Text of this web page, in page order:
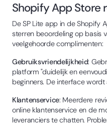
Shopify App Store
De SP Lite app in de Shopify
sterren beoordeling op basis
veelgehoorde complimenten:
Gebruiksvriendelijkheid:
platform "duidelijk en
beginners. De interface wordt
Klantenservice: Meerdere
online klantenservice en de
leveranciers te chatten.